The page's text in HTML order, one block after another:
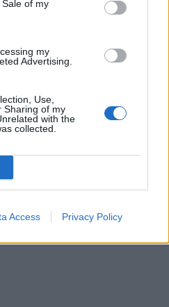
of my
my
Advertising.
Use,
Sharing of my
with the
collected.
Access Privacy Policy
armas em
doméstica